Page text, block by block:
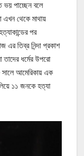
ভয় পাচ্ছেন বলে
এখন থেকে মাথায়
পর
এর তিব্র নিন্দা প্রকাশ
ধর্মের উপরো
আমেরিকায় এক
১১ জনকে হত্যা